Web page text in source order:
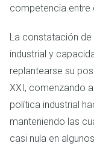
competencia entre
La constatación
industrial y
replantearse su
XXI, comenzando
política industrial
manteniendo las
casi nula en